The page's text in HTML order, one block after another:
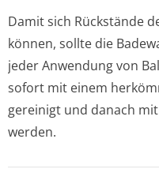
Damit sich Rückstände
können, sollte die
jeder Anwendung von
sofort mit einem
gereinigt und danach
werden.